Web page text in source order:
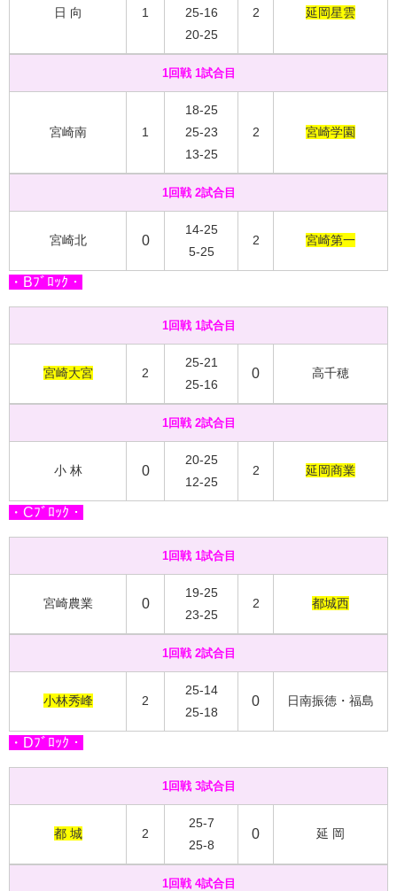
日 向 1
25-16
20-25
2 延岡星雲
1回戦 1試合目
宮崎南 1
18-25
25-23
13-25
2 宮崎学園
1回戦 2試合目
宮崎北 0
14-25
5-25
2 宮崎第一
・Bﾌﾞﾛｯｸ・
1回戦 1試合目
宮崎大宮 2
25-21
25-16
0 高千穂
1回戦 2試合目
小 林 0
20-25
12-25
2 延岡商業
・Cﾌﾞﾛｯｸ・
1回戦 1試合目
宮崎農業 0
19-25
23-25
2 都城西
1回戦 2試合目
小林秀峰 2
25-14
25-18
0 日南振徳・福島
・Dﾌﾞﾛｯｸ・
1回戦 3試合目
都 城 2
25-7
25-8
0 延 岡
1回戦 4試合目